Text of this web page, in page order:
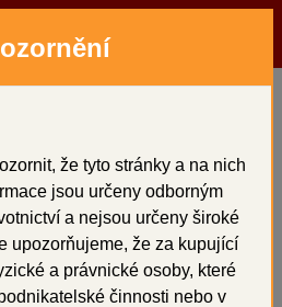
Přihlásit
zahnuté
že tyto stránky a na nich
jsou určeny odborným
a nejsou určeny široké
upozorňujeme, že za kupující
a právnické osoby, které
činnosti nebo v